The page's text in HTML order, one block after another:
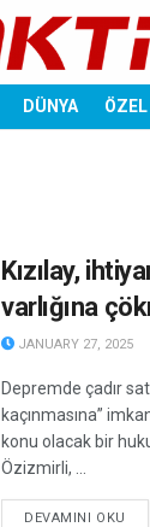
DÜNYA ÖZEL
Kızılay,
varlığına
JANUARY 27, 2025
Depremde çadır
kaçınmasına”
konu olacak bir
Özizmirli, ...
DEVAMINI OKU